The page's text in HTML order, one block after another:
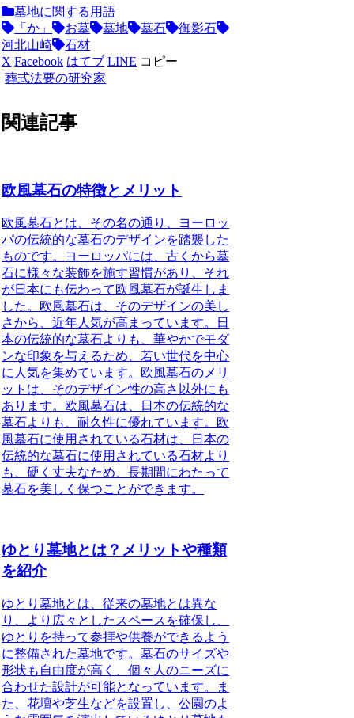
墓地に関する用語
「か」
お墓 墓地 墓石
御影石
河北山崎
石材
X Facebook はてブ LINE コピー
葬式法要の研究家
関連記事
欧風墓石の特徴とメリット
欧風墓石とは、その名の通り、ヨーロッ
パの伝統的な墓石のデザインを踏襲した
ものです。
ヨーロッパには、古くから墓
石に様々な装飾を施す習慣があり、それ
が日本にも伝わって欧風墓石が誕生しま
した。 欧風墓石は、そのデザインの美し
さから、近年人気が高まっています。
日
本の伝統的な墓石よりも、華やかでモダ
ンな印象を与えるため、若い世代を中心
に人気を集めています。 欧風墓石のメリ
ットは、そのデザイン性の高さ以外にも
あります。 欧風墓石は、日本の伝統的な
墓石よりも、耐久性に優れています。欧
風墓石に使用されている石材は、日本の
伝統的な墓石に使用されている石材より
も、硬く丈夫なため、長期間にわたって
墓石を美しく保つことができます。
ゆとり墓地とは？メリットや種類
を紹介
ゆとり墓地とは、従来の墓地とは異な
り、より広々としたスペースを確保し、
ゆとりを持って参拝や供養ができるよう
に整備された墓地です。墓石のサイズや
形状も自由度が高く、個々人のニーズに
合わせた設計が可能となっています。ま
た、花壇や芝生などを設置し、公園のよ